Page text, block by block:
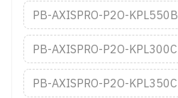
PB-AXISPRO-P2O-KPL550B
PB-AXISPRO-P2O-KPL300C
PB-AXISPRO-P2O-KPL350C